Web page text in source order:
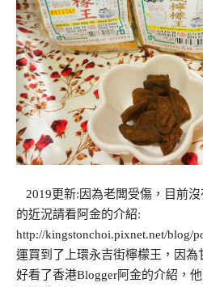
2019更新:因為老闆受傷，目前
的近況請看阿金的介紹:
http://kingstonchoi.pixnet.net/blog/
運買到了上環永吉街檸檬王，因
好看了香港Blogger阿金的介紹，